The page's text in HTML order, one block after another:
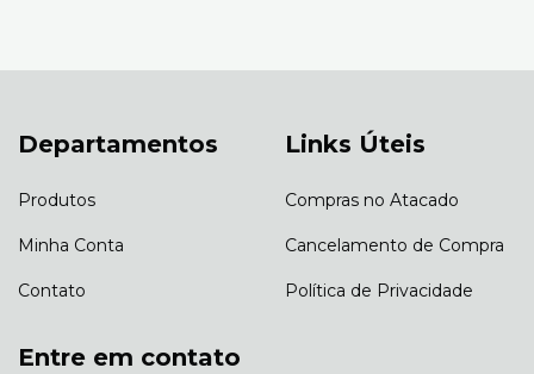
Departamentos
Produtos
Minha Conta
Contato
Links Úteis
Compras no Atacado
Cancelamento de Compra
Política de Privacidade
Entre em contato